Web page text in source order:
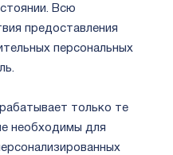
Всю
предоставления
персональных
только те
необходимы для